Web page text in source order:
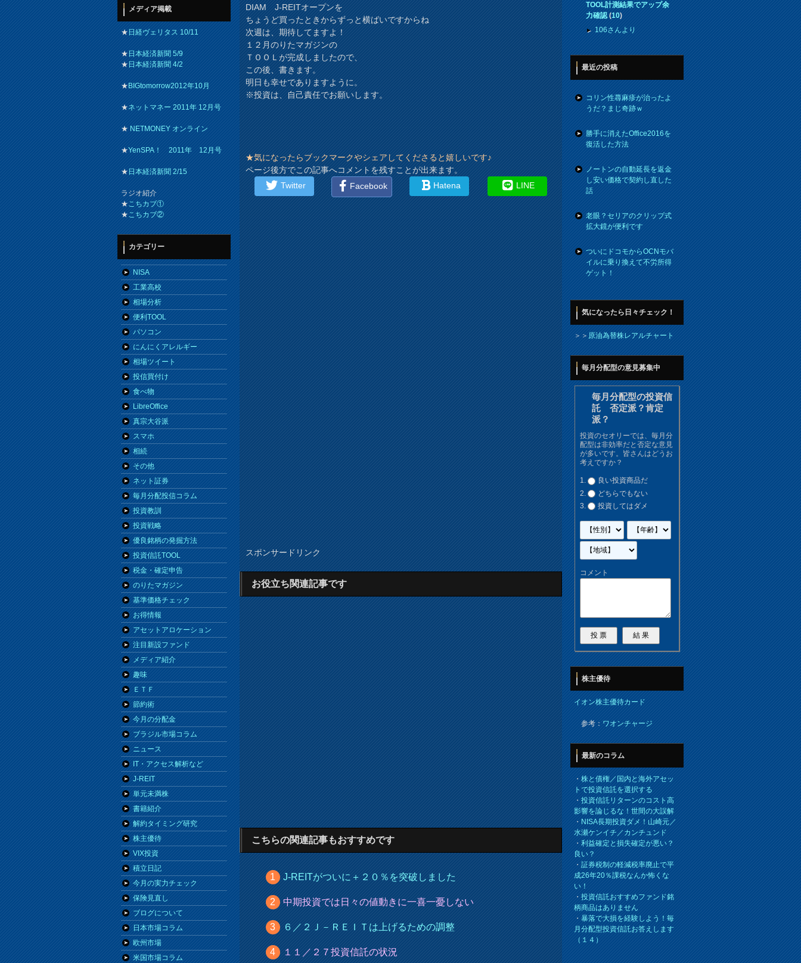
DIAM J-REITオープンを
ちょうど買ったときからずっと横ばいですからね
次週は、期待してますよ！
１２月のりたマガジンの
ＴＯＯＬが完成しましたので、
この後、書きます。
明日も幸せでありますように。
※投資は、自己責任でお願いします。
★気になったらブックマークやシェアしてくださると嬉しいです♪
ページ後方でこの記事へコメントを残すことが出来ます。
Twitter
Facebook Hatena LINE
スポンサードリンク
お役立ち関連記事です
こちらの関連記事もおすすめです
J-REITがついに＋２０％を突破しました
中期投資では日々の値動きに一喜一憂しない
６／２Ｊ－ＲＥＩＴは上げるための調整
１１／２７投資信託の状況
メディア掲載
★日経ヴェリタス 10/11
★日本経済新聞 5/9
★日本経済新聞 4/2
★BIGtomorrow2012年10月
★ネットマネー 2011年 12月号
★NETMONEY オンライン
★YenSPA！ 2011年 12月号
★日本経済新聞 2/15
ラジオ紹介
★こちカブ①
★こちカブ②
カテゴリー
NISA
工業高校
相場分析
便利TOOL
パソコン
にんにくアレルギー
相場ツイート
投信買付け
食べ物
LibreOffice
真宗大谷派
スマホ
相続
その他
ネット証券
毎月分配投信コラム
投資教訓
投資戦略
優良銘柄の発掘方法
投資信託TOOL
税金・確定申告
のりたマガジン
基準価格チェック
お得情報
アセットアロケーション
注目新設ファンド
メディア紹介
趣味
ＥＴＦ
節約術
今月の分配金
ブラジル市場コラム
ニュース
IT・アクセス解析など
J-REIT
単元未満株
書籍紹介
解約タイミング研究
株主優待
VIX投資
積立日記
今月の実力チェック
保険見直し
ブログについて
日本市場コラム
欧州市場
米国市場コラム
TOOL計測結果でアップ余
力確認(10)
106さんより
最近の投稿
コリン性蕁麻疹が治ったよ
うだ？まじ奇跡ｗ
勝手に消えたOffice2016を
復活した方法
ノートンの自動延長を返金
し安い価格で契約し直した
話
老眼？セリアのクリップ式
拡大鏡が便利です
ついにドコモからOCNモバ
イルに乗り換えて不労所得
ゲット！
気になったら日々チェック！
＞＞原油為替株レアルチャート
毎月分配型の意見募集中
毎月分配型の投資信
託 否定派？肯定
派？
投資のセオリーでは、毎月分
配型は非効率だと否定な意見
が多いです。皆さんはどうお
考えですか？
良い投資商品だ
どちらでもない
投資してはダメ
コメント
株主優待
イオン株主優待カード
参考：ワオンチャージ
最新のコラム
・株と債権／国内と海外アセッ
トで投資信託を選択する
・投資信託リターンのコスト高
影響を論じるな！世間の大誤解
・NISA長期投資ダメ！山崎元／
水瀬ケンイチ／カンチュンド
・利益確定と損失確定が悪い？
良い？
・証券税制の軽減税率廃止で平
成26年20％課税なんか怖くな
い！
・投資信託おすすめファンド銘
柄商品はありません
・暴落で大損を経験しよう！毎
月分配型投資信託お答えします
（１４）